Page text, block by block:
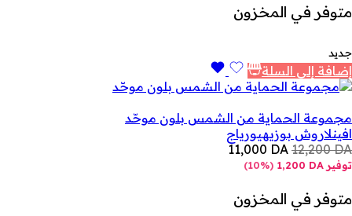
متوفر في المخزون
جديد
إضافة إلى السلة
مجموعة الحماية من الشمس بلون موحّد
افينلاروش بوزيهيورياج
12,200DA
11,000 DA
توفير 1,200 DA
(
10%
)
متوفر في المخزون